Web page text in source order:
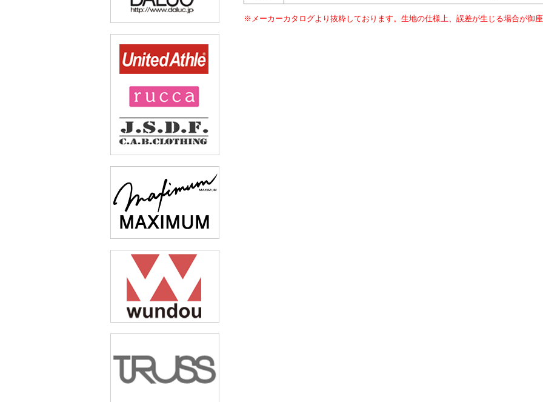
※メーカーカタログより抜粋しております。生地の仕様上、誤差が生じる場合が御